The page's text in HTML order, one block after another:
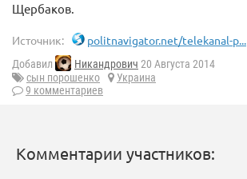
Щербаков.
Источник: politnavigator.net/telekanal-p...
Добавил Никандрович 20 Августа 2014
сын порошенко
Украина
9 комментариев
Комментарии участников: